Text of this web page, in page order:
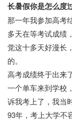
长暑假你是怎么度
那一年我参加高考
多天在等考试成绩
觉这十多天好漫长
的。
高考成绩终于出来
一个单车来到学校
诉我考上了，我当
93年，考上大学不